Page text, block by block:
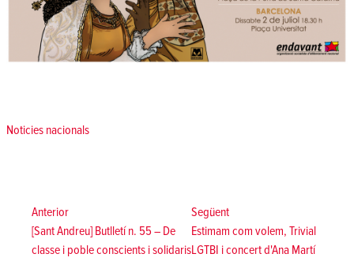
Posted in
Noticies nacionals
d'entradesAnteriorAnterior:
[Sant Andreu] Butlletí n. 55 – De
classe i poble conscients i solidaris
SegüentSegüent:
Estimam com volem, Trivial
LGTBI i concert d'Ana Martí